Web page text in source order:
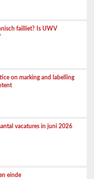
failliet? Is UWV
on marking and labelling
vacatures in juni 2026
einde